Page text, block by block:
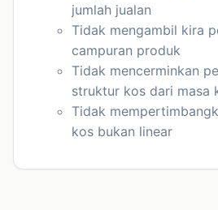
jumlah jualan
Tidak mengambil kira
campuran produk
Tidak mencerminkan
struktur kos dari masa
Tidak
kos bukan linear